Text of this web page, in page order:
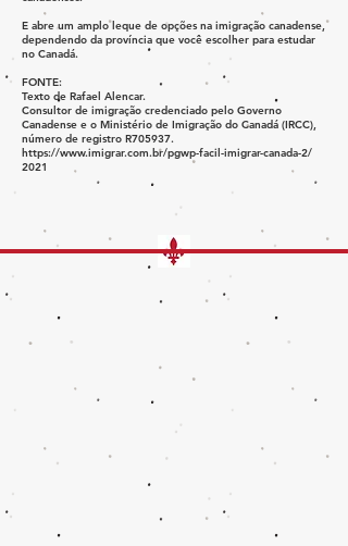
E abre um amplo leque de opções na imigração canadense,
dependendo da província que você escolher para estudar
no Canadá.
FONTE:
Texto de Rafael Alencar.
Consultor de imigração credenciado pelo Governo
Canadense e o Ministério de Imigração do Canadá (IRCC),
número de registro R705937.
https://www.imigrar.com.br/pgwp-facil-imigrar-canada-2/
2021